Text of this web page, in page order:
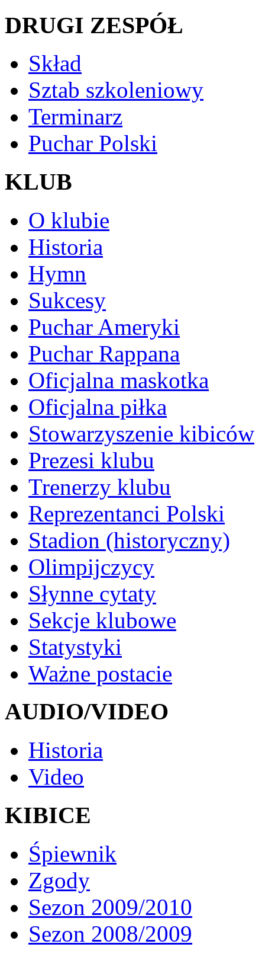
DRUGI ZESPÓŁ
Skład
Sztab szkoleniowy
Terminarz
Puchar Polski
KLUB
O klubie
Historia
Hymn
Sukcesy
Puchar Ameryki
Puchar Rappana
Oficjalna maskotka
Oficjalna piłka
Stowarzyszenie kibiców
Prezesi klubu
Trenerzy klubu
Reprezentanci Polski
Stadion (historyczny)
Olimpijczycy
Słynne cytaty
Sekcje klubowe
Statystyki
Ważne postacie
AUDIO/VIDEO
Historia
Video
KIBICE
Śpiewnik
Zgody
Sezon 2009/2010
Sezon 2008/2009